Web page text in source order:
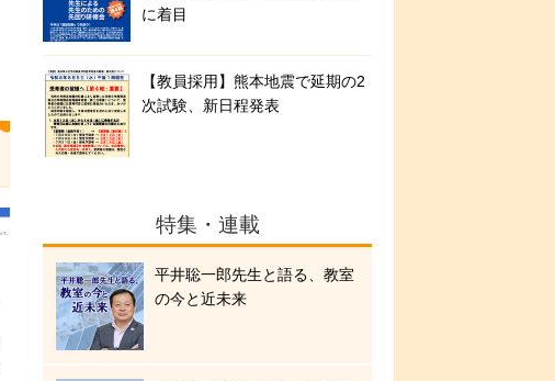
に着目
【教員採用】熊本地震で延期の2
次試験、新日程発表
特集・連載
平井聡一郎先生と語る、教室
の今と近未来